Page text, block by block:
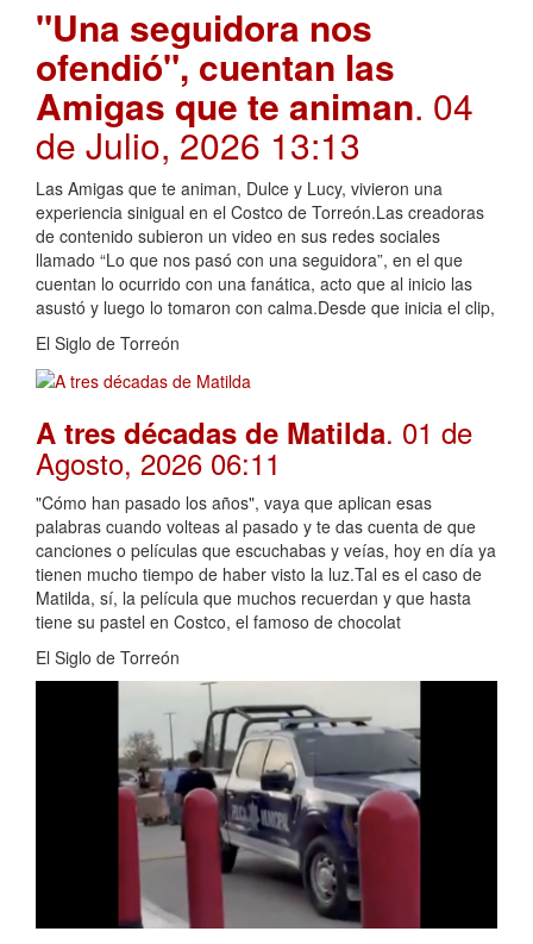
"Una seguidora nos
ofendió", cuentan las
Amigas que te animan. 04
de Julio, 2026 13:13
Las Amigas que te animan, Dulce y Lucy, vivieron una
experiencia sinigual en el Costco de Torreón.Las creadoras
de contenido subieron un video en sus redes sociales
llamado “Lo que nos pasó con una seguidora”, en el que
cuentan lo ocurrido con una fanática, acto que al inicio las
asustó y luego lo tomaron con calma.Desde que inicia el clip,
El Siglo de Torreón
A tres décadas de Matilda. 01 de
Agosto, 2026 06:11
"Cómo han pasado los años", vaya que aplican esas
palabras cuando volteas al pasado y te das cuenta de que
canciones o películas que escuchabas y veías, hoy en día ya
tienen mucho tiempo de haber visto la luz.Tal es el caso de
Matilda, sí, la película que muchos recuerdan y que hasta
tiene su pastel en Costco, el famoso de chocolat
El Siglo de Torreón